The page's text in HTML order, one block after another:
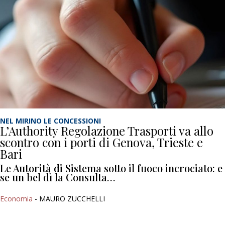
NEL MIRINO LE CONCESSIONI
L’Authority Regolazione Trasporti va allo
scontro con i porti di Genova, Trieste e
Bari
Le Autorità di Sistema sotto il fuoco incrociato: e
se un bel dì la Consulta…
Economia - MAURO ZUCCHELLI